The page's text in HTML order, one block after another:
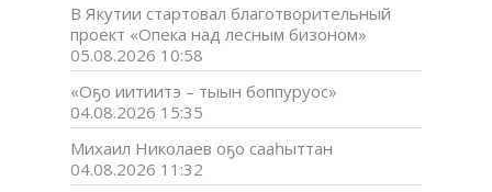
В Якутии стартовал благотворительный
проект «Опека над лесным бизоном»
05.08.2026 10:58
«Оҕо иитиитэ – тыын боппуруос»
04.08.2026 15:35
Михаил Николаев оҕо сааһыттан
04.08.2026 11:32